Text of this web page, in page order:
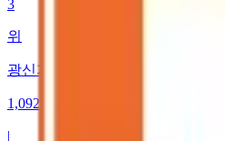
3
위
광신가스(주) 직영 을숙도대로충전
1,092
|